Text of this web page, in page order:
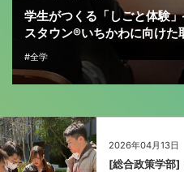
学生がつくる「しごと体験
スタウン®いちかわに向け
#全学
2026年04月13日
[総合政策学部]